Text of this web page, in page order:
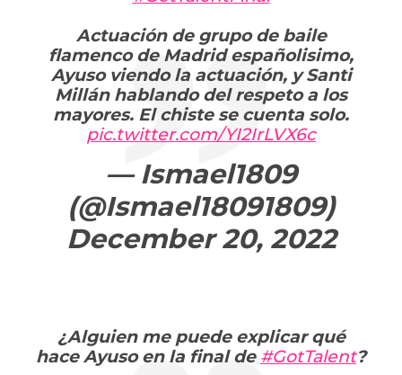
Actuación de grupo de baile
flamenco de Madrid españolisimo,
Ayuso viendo la actuación, y Santi
Millán hablando del respeto a los
mayores. El chiste se cuenta solo.
pic.twitter.com/YI2IrLVX6c
— Ismael1809
(@Ismael18091809)
December 20, 2022
¿Alguien me puede explicar qué
hace Ayuso en la final de #GotTalent?